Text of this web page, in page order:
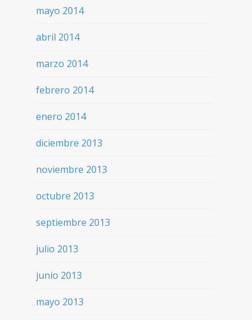
mayo 2014
abril 2014
marzo 2014
febrero 2014
enero 2014
diciembre 2013
noviembre 2013
octubre 2013
septiembre 2013
julio 2013
junio 2013
mayo 2013